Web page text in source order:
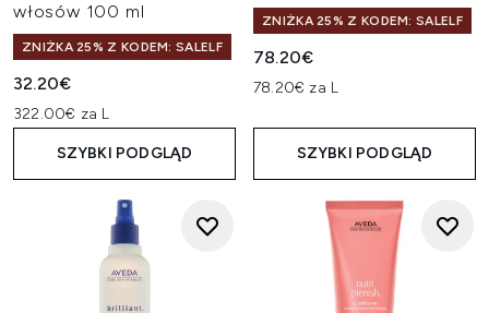
włosów 100 ml
ZNIŻKA 25% Z KODEM: SALELF
32.20€
322.00€ za L
SZYBKI PODGLĄD
ZNIŻKA 25% Z KODEM: SALELF
78.20€
78.20€ za L
SZYBKI PODGLĄD